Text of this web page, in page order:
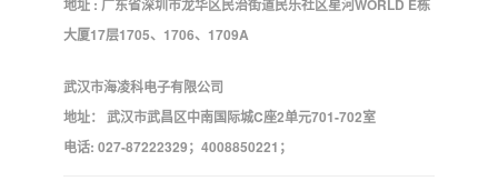
地址 : 广东省深圳市龙华区民治街道民乐社区星河WORLD E栋
大厦17层1705、1706、1709A
武汉市海凌科电子有限公司
地址： 武汉市武昌区中南国际城C座2单元701-702室
电话: 027-87222329；4008850221；